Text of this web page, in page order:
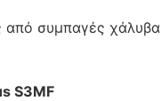
από συμπαγές
S3MF